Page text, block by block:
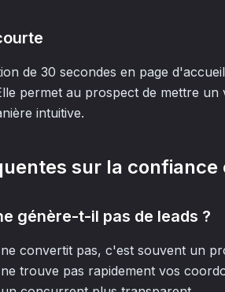
de 30 secondes en page
permet au prospect de mettre
intuitive.
sur la
génère-t-il pas de leads ?
convertit pas, c'est souvent un
trouve pas rapidement vos